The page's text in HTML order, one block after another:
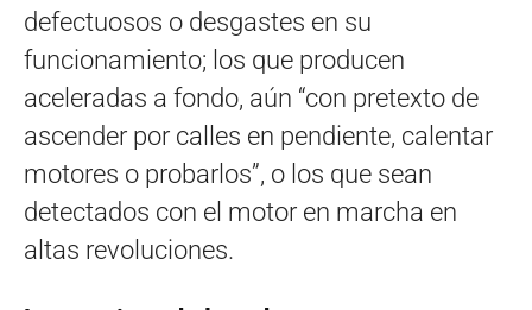
defectuosos o desgastes en su
funcionamiento; los que producen
aceleradas a fondo, aún “con pretexto de
ascender por calles en pendiente, calentar
motores o probarlos”, o los que sean
detectados con el motor en marcha en
altas revoluciones.